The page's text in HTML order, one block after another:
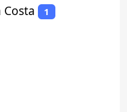
Costa 1